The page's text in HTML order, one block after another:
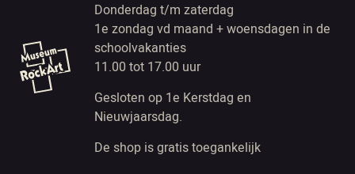
Donderdag t/m zaterdag
1e zondag vd maand + woensdagen in de
schoolvakanties
11.00 tot 17.00 uur
Gesloten op 1e Kerstdag en
Nieuwjaarsdag.
De shop is gratis toegankelijk